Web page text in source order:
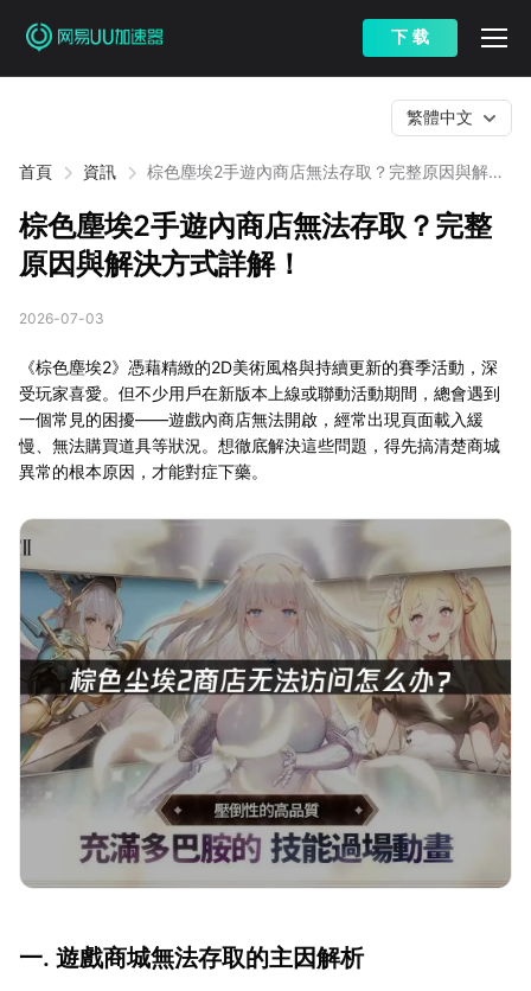
下 载
首頁 資訊
棕色塵埃2手遊內商店無法存取？完整原因與解決
繁體中文
棕色塵埃2手遊內商店無法存取？完整
原因與解決方式詳解！
2026-07-03
《棕色塵埃2》憑藉精緻的2D美術風格與持續更新的賽季活動，深
受玩家喜愛。但不少用戶在新版本上線或聯動活動期間，總會遇到
一個常見的困擾——遊戲內商店無法開啟，經常出現頁面載入緩
慢、無法購買道具等狀況。想徹底解決這些問題，得先搞清楚商城
異常的根本原因，才能對症下藥。
一. 遊戲商城無法存取的主因解析